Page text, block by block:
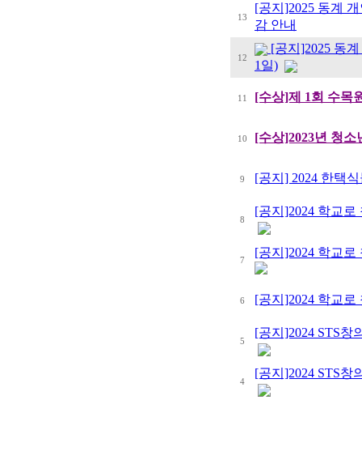
13
[공지]2025 동계
감 안내
12
[공지]2025 동
1일)
11 [수상]제 1회 수목
10 [수상]2023년 청소
9 [공지] 2024 한택
8
[공지]2024 학교
7
[공지]2024 학교
6 [공지]2024 학교
5
[공지]2024 STS창
4
[공지]2024 STS창